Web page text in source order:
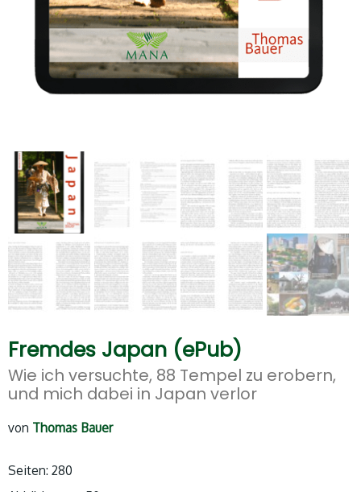
Fremdes Japan (ePub)
Wie ich versuchte, 88 Tempel zu erobern,
und mich dabei in Japan verlor
von Thomas Bauer
Seiten: 280